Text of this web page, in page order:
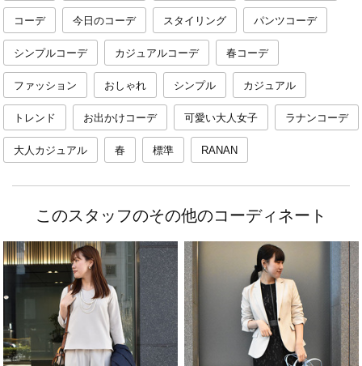
コーデ 今日のコーデ スタイリング パンツコーデ
シンプルコーデ カジュアルコーデ 春コーデ
ファッション おしゃれ シンプル カジュアル
トレンド お出かけコーデ 可愛い大人女子 ラナンコーデ
大人カジュアル 春 標準 RANAN
このスタッフのその他のコーディネート